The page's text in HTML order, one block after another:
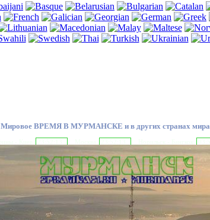
Мировое ВРЕМЯ В МУРМАНСКЕ и в других странах мира